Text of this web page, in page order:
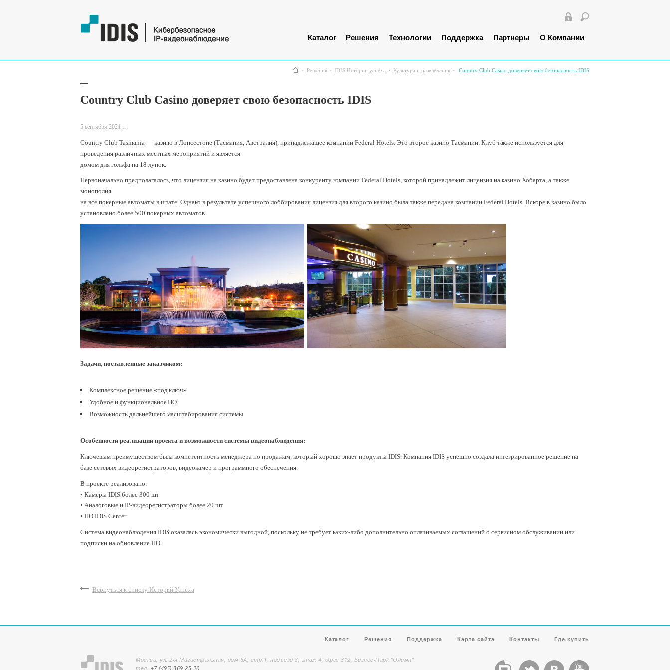
Каталог Решения Технологии Поддержка Партнеры О Компании
Решения IDIS Истории успеха Культура и развлечения Country Club Casino доверяет свою безопасность IDIS
Country Club Casino доверяет свою безопасность IDIS
5 сентября 2021 г.
Country Club Tasmania — казино в Лонсестоне (Тасмания, Австралия), принадлежащее компании Federal Hotels. Это второе казино Тасмании. Клуб также используется для
проведения различных местных мероприятий и является
домом для гольфа на 18 лунок.
Первоначально предполагалось, что лицензия на казино будет предоставлена конкуренту компании Federal Hotels, которой принадлежит лицензия на казино Хобарта, а также
монополия
на все покерные автоматы в штате. Однако в результате успешного лоббирования лицензия для второго казино была также передана компании Federal Hotels. Вскоре в казино было
установлено более 500 покерных автоматов.
Задачи, поставленные заказчиком:
Комплексное решение «под ключ»
Удобное и функциональное ПО
Возможность дальнейшего масштабирования системы
Особенности реализации проекта и возможности системы видеонаблюдения:
Ключевым преимуществом была компетентность менеджера по продажам, который хорошо знает продукты IDIS. Компания IDIS успешно создала интегрированное решение на
базе сетевых видеорегистраторов, видеокамер и программного обеспечения.
В проекте реализовано:
• Камеры IDIS более 300 шт
• Аналоговые и IP-видеорегистраторы более 20 шт
• ПО IDIS Center
Система видеонаблюдения IDIS оказалась экономически выгодной, поскольку не требует каких-либо дополнительно оплачиваемых соглашений о сервисном обслуживании или
подписки на обновление ПО.
Вернуться к списку Историй Успеха
Каталог Решения Поддержка Карта сайта Контакты Где купить
Москва, ул. 2-я Магистральная, дом 8А, стр.1, подъезд 3, этаж 4, офис 312, Бизнес-Парк "Олимп"
тел. +7 (495) 369-25-20